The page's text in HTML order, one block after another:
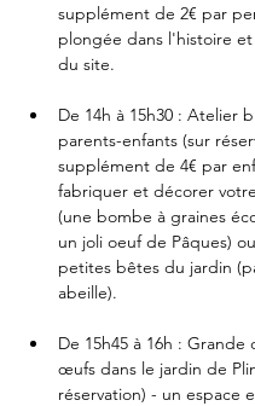
supplément de 2€ par
plongée dans l'histoire
du site.
De 14h à 15h30 : Atelier
parents-enfants (sur
supplément de 4€ par
fabriquer et décorer
(une bombe à graines
un joli oeuf de Pâques)
petites bêtes du jardin
abeille).
De 15h45 à 16h : Grande
œufs dans le jardin de
réservation) - un espace